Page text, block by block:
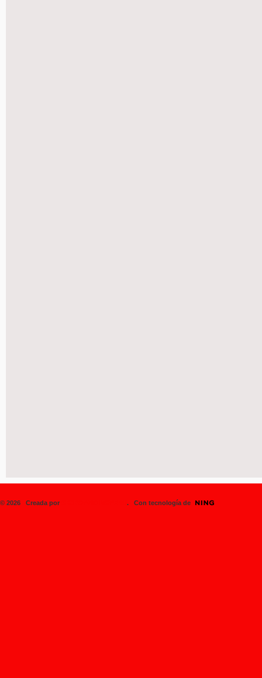
© 2026 Creada por . Con tecnología de